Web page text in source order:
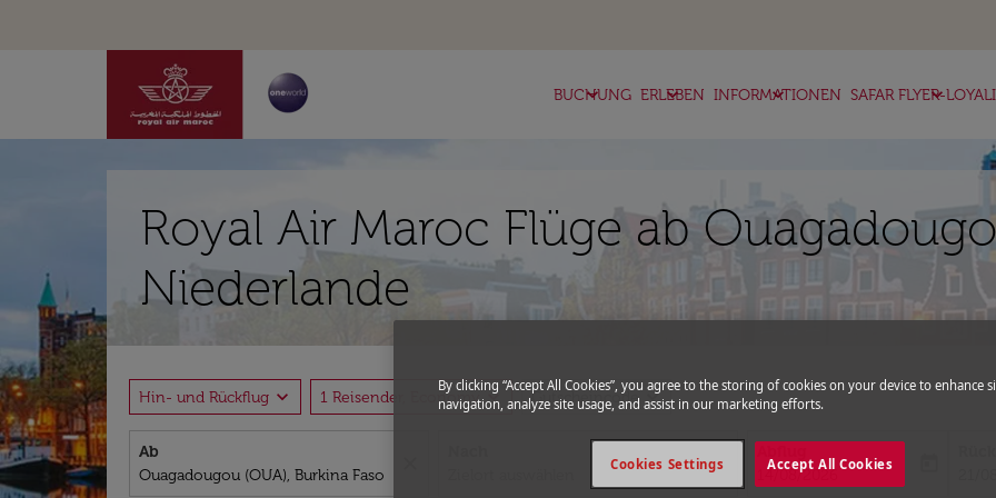
BUCHUNG
keyboard_arrow_down ERLEBEN
keyboard_arrow_down INFORMATIONEN
keyboard_arrow_down SAFAR FLYER-
keyboard_arrow_down
Royal Air Maroc Flüge ab
Niederlande
Hin- und Rückflug expand_more 1 Reisender, Economyexpand_more Gutscheincodeexpand_more
Ab
fc-booking-departure-date-aria-
14/08/2026
fc-
By clicking “Accept All Cookies”, you agree to the storing of cookies on your device to enhance
navigation, analyze site usage, and assist in our marketing efforts.
Accept All Cookies
Cookies Settings